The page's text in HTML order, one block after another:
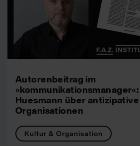
Autorenbeitrag im
Huesmann über antizipative
Organisationen
Kultur & Organisation